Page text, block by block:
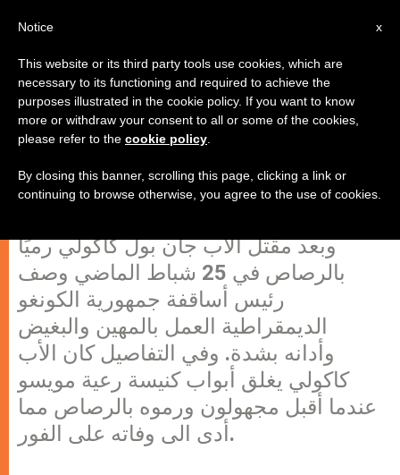
رئيس أساقفة الكونغو يدين مقتل
كاهن رميًا بالرصاص
وبعد مقتل الأب جان بول كاكولي رميًا
بالرصاص في 25 شباط الماضي وصف
رئيس أساقفة جمهورية الكونغو
الديمقراطية العمل بالمهين والبغيض
وأدانه بشدة. وفي التفاصيل كان الأب
كاكولي يغلق أبواب كنيسة رعية مويسو
عندما أقبل مجهولون ورموه بالرصاص مما
أدى الى وفاته على الفور.
x
Notice
This website or its third party tools use cookies, which are
necessary to its functioning and required to achieve the
purposes illustrated in the cookie policy. If you want to know
more or withdraw your consent to all or some of the cookies,
please refer to the cookie policy
By closing this banner, scrolling this page, clicking a link or
continuing to browse otherwise, you agree to the use of cookies.